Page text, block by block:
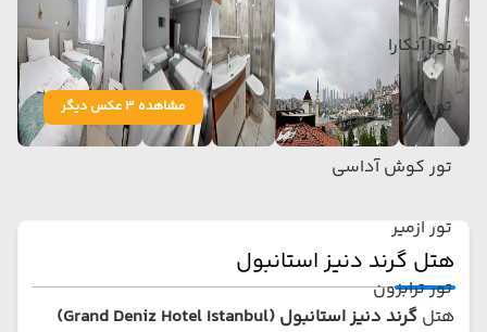
تور آنکارا
تور بدروم
تور کوش آداسی
تور ازمیر
تور ترابزون
مشاهده 3 عکس دیگر
هتل گرند دنیز استانبول
هتل گرند دنیز استانبول (Grand Deniz Hotel Istanbul)